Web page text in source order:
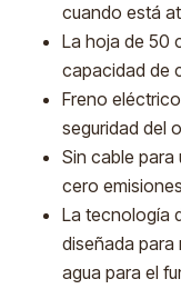
cuando está
La hoja de 50
capacidad de
Freno
seguridad del
Sin cable para
cero
La tecnología
diseñada para
agua para el